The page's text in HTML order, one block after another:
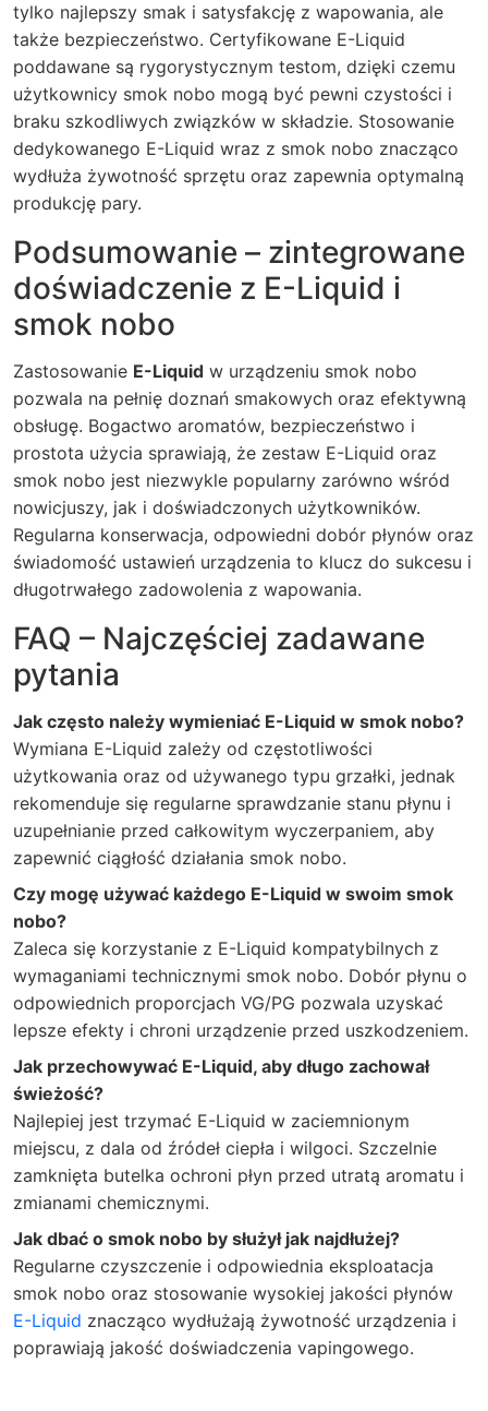
tylko najlepszy smak i satysfakcję z wapowania, ale
także bezpieczeństwo. Certyfikowane E-Liquid
poddawane są rygorystycznym testom, dzięki czemu
użytkownicy smok nobo mogą być pewni czystości i
braku szkodliwych związków w składzie. Stosowanie
dedykowanego E-Liquid wraz z smok nobo znacząco
wydłuża żywotność sprzętu oraz zapewnia optymalną
produkcję pary.
Podsumowanie – zintegrowane
doświadczenie z E-Liquid i
smok nobo
Zastosowanie E-Liquid w urządzeniu smok nobo
pozwala na pełnię doznań smakowych oraz efektywną
obsługę. Bogactwo aromatów, bezpieczeństwo i
prostota użycia sprawiają, że zestaw E-Liquid oraz
smok nobo jest niezwykle popularny zarówno wśród
nowicjuszy, jak i doświadczonych użytkowników.
Regularna konserwacja, odpowiedni dobór płynów oraz
świadomość ustawień urządzenia to klucz do sukcesu i
długotrwałego zadowolenia z wapowania.
FAQ – Najczęściej zadawane
pytania
Jak często należy wymieniać E-Liquid w smok nobo?
Wymiana E-Liquid zależy od częstotliwości
użytkowania oraz od używanego typu grzałki, jednak
rekomenduje się regularne sprawdzanie stanu płynu i
uzupełnianie przed całkowitym wyczerpaniem, aby
zapewnić ciągłość działania smok nobo.
Czy mogę używać każdego E-Liquid w swoim smok
nobo?
Zaleca się korzystanie z E-Liquid kompatybilnych z
wymaganiami technicznymi smok nobo. Dobór płynu o
odpowiednich proporcjach VG/PG pozwala uzyskać
lepsze efekty i chroni urządzenie przed uszkodzeniem.
Jak przechowywać E-Liquid, aby długo zachował
świeżość?
Najlepiej jest trzymać E-Liquid w zaciemnionym
miejscu, z dala od źródeł ciepła i wilgoci. Szczelnie
zamknięta butelka ochroni płyn przed utratą aromatu i
zmianami chemicznymi.
Jak dbać o smok nobo by służył jak najdłużej?
Regularne czyszczenie i odpowiednia eksploatacja
smok nobo oraz stosowanie wysokiej jakości płynów
E-Liquid znacząco wydłużają żywotność urządzenia i
poprawiają jakość doświadczenia vapingowego.